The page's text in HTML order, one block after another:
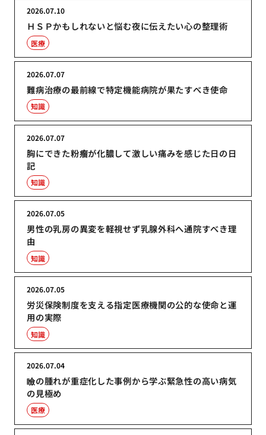
ＨＳＰかもしれないと悩む夜に伝えたい心の整理術
2026.07.10
医療
難病治療の最前線で特定機能病院が果たすべき使命
2026.07.07
知識
胸にできた粉瘤が化膿して激しい痛みを感じた日の日
記
2026.07.07
知識
男性の乳房の異変を軽視せず乳腺外科へ通院すべき理
由
2026.07.05
知識
労災保険制度を支える指定医療機関の公的な使命と運
用の実際
2026.07.05
知識
瞼の腫れが重症化した事例から学ぶ緊急性の高い病気
の見極め
2026.07.04
医療